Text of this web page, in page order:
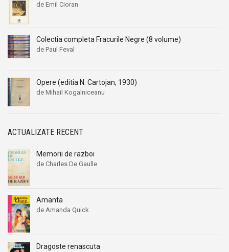
de Emil Cioran
Colectia completa Fracurile Negre (8 volume)
de Paul Feval
Opere (editia N. Cartojan, 1930)
de Mihail Kogalniceanu
ACTUALIZATE RECENT
Memorii de razboi
de Charles De Gaulle
Amanta
de Amanda Quick
Dragoste renascuta